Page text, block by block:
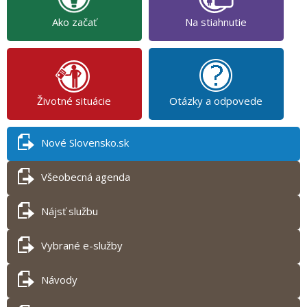
Ako začať Na stiahnutie
Životné situácie Otázky a odpovede
Nové Slovensko.sk
Všeobecná agenda
Nájsť službu
Vybrané e-služby
Návody